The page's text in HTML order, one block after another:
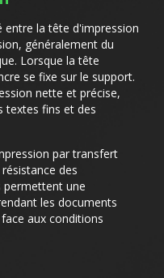
entre la tête d'impression
généralement du
Lorsque la tête
se fixe sur le support.
nette et précise,
textes fins et des
par transfert
des
permettent une
les documents
aux conditions